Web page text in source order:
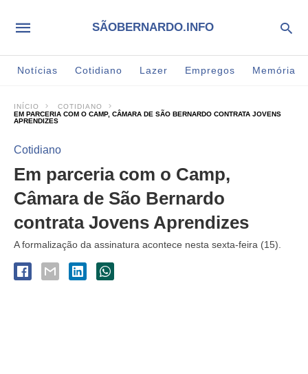
SÃOBERNARDO.INFO
Notícias Cotidiano Lazer Empregos Memória
INÍCIO
COTIDIANO
EM PARCERIA COM O CAMP, CÂMARA DE SÃO BERNARDO CONTRATA JOVENS
APRENDIZES
Cotidiano
Em parceria com o Camp,
Câmara de São Bernardo
contrata Jovens Aprendizes
A formalização da assinatura acontece nesta sexta-feira (15).